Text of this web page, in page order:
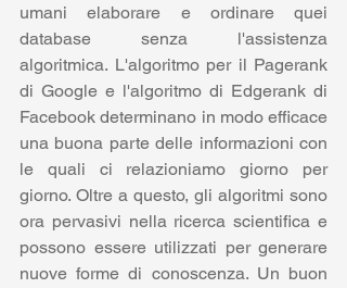
umani elaborare e ordinare quei
database senza l'assistenza
algoritmica. L'algoritmo per il Pagerank
di Google e l'algoritmo di Edgerank di
Facebook determinano in modo efficace
una buona parte delle informazioni con
le quali ci relazioniamo giorno per
giorno. Oltre a questo, gli algoritmi sono
ora pervasivi nella ricerca scientifica e
possono essere utilizzati per generare
nuove forme di conoscenza. Un buon